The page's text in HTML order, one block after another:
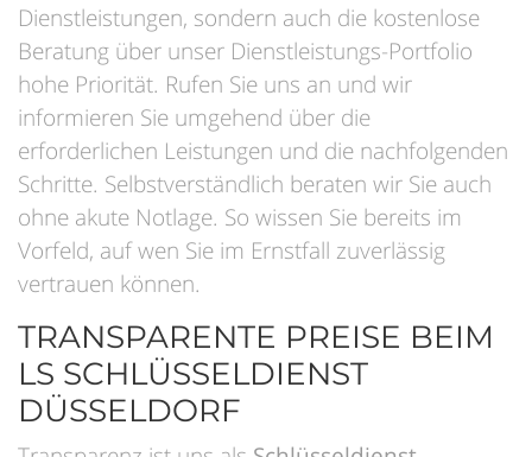
Dienstleistungen, sondern auch die kostenlose
Beratung über unser Dienstleistungs-Portfolio
hohe Priorität. Rufen Sie uns an und wir
informieren Sie umgehend über die
erforderlichen Leistungen und die nachfolgenden
Schritte. Selbstverständlich beraten wir Sie auch
ohne akute Notlage. So wissen Sie bereits im
Vorfeld, auf wen Sie im Ernstfall zuverlässig
vertrauen können.
TRANSPARENTE PREISE BEIM
LS SCHLÜSSELDIENST
DÜSSELDORF